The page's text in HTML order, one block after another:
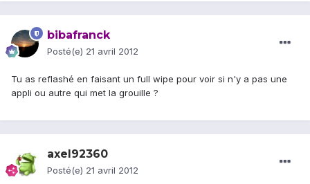
bibafranck
Posté(e) 21 avril 2012
Tu as reflashé en faisant un full wipe pour voir si n'y a pas une
appli ou autre qui met la grouille ?
axel92360
Posté(e) 21 avril 2012